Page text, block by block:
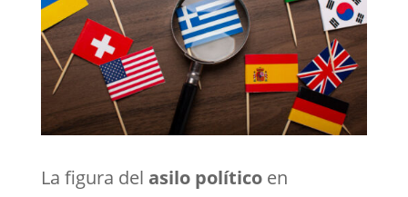
La figura del asilo políticoen